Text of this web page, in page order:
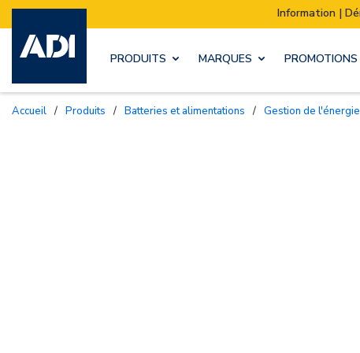
Information | Déménagement de notre stock :
PRODUITS MARQUES PROMOTIONS
Accueil / Produits / Batteries et alimentations / Gestion de l'énergie